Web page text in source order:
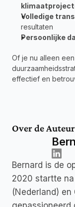
Volledige
resultaten
Persoonlijke
Of je nu alleen
effectief en
Over de
Bernard is de
2020 startte
(Nederland) en